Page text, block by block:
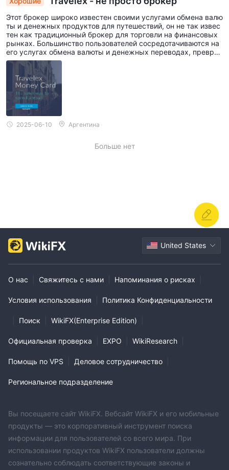
Этот брокер широко известен своими услугами обмена валю
ты и денежных продуктов для путешествий, он не так извес
тен как традиционный брокер для торговли на финансовых
рынках. Большинство пользователей сосредотачиваются на
его услугах обмена валюты и денежных переводах, превра
щая его в нечто большее, чем просто обычный брокер.
2025-06-10 Аргентина
Больше нет
United States
О нас Свяжитесь с нами Напоминания о рисках
Условия использования Политика Конфиденциальности
Поиск WikiFX(Enterprise Edition)
Официальная проверка EXPO WikiResearch
Помощь по VPS Деловое сотрудничество
Региональное подразделение
Вы посещаете сайт WikiFX. Вебсайт WikiFX и его мобильные
продукты — это корпоративный инструмент поиска
информации для пользователей со всего мира. При
использовании продуктов WikiFX пользователи должны
сознательно соблюдать соответствующие законы и